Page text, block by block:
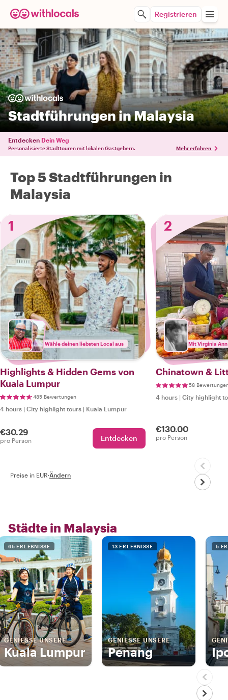
Registrieren
Stadtführungen in Malaysia
Entdecken Dein Weg
Personalisierte Stadttouren mit lokalen Gastgebern. Mehr erfahren
Top 5 Stadtführungen in
Malaysia
1
Wähle deinen liebsten Local aus
Highlights & Hidden Gems von
Kuala Lumpur
485 Bewertungen
4 hours | City highlight tours | Kuala Lumpur
€30.29
pro Person Entdecken
2
Mit Virginia Ann
Chinatown &
58
4 hours | City highlight
€130.00
pro Person
Preise in EUR·Ändern
Städte in Malaysia
65 ERLEBNISSE
GENIESSE UNSERE
Kuala Lumpur
13 ERLEBNISSE
GENIESSE UNSERE
Penang
5